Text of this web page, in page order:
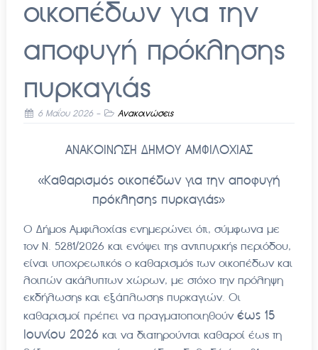
οικοπέδων για την
αποφυγή πρόκλησης
πυρκαγιάς
6 Μαΐου 2026- Ανακοινώσεις
ΑΝΑΚΟΙΝΩΣΗ ΔΗΜΟΥ ΑΜΦΙΛΟΧΙΑΣ
«Καθαρισμός οικοπέδων για την αποφυγή
πρόκλησης πυρκαγιάς»
Ο Δήμος Αμφιλοχίας ενημερώνει ότι, σύμφωνα με
τον Ν. 5281/2026 και ενόψει της αντιπυρικής περιόδου,
είναι υποχρεωτικός ο καθαρισμός των οικοπέδων και
λοιπών ακάλυπτων χώρων, με στόχο την πρόληψη
εκδήλωσης και εξάπλωσης πυρκαγιών. Οι
καθαρισμοί πρέπει να πραγματοποιηθούν έως 15
Ιουνίου 2026και να διατηρούνται καθαροί έως τη